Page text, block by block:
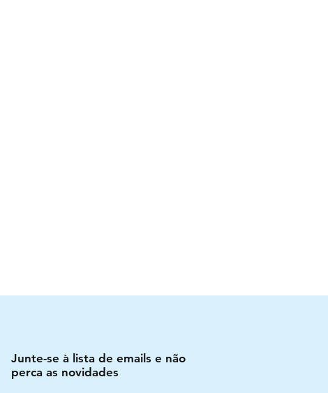
Junte-se à lista de emails e não
perca as novidades